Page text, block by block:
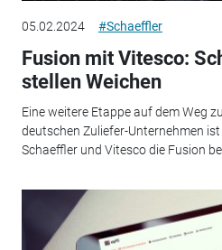
05.02.2024 #Schaeffler
Fusion mit Vitesco:
stellen Weichen
Eine weitere Etappe auf dem Weg
deutschen Zuliefer-Unternehmen
Schaeffler und Vitesco die Fusion